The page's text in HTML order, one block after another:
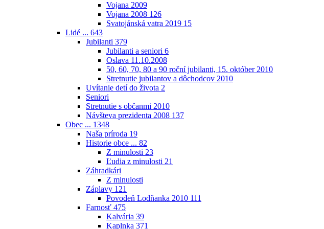
Vojana 2009
Vojana 2008 126
Svatojánská vatra 2019 15
Lidé ... 643
Jubilanti 379
Jubilanti a seniori 6
Oslava 11.10.2008
50, 60, 70, 80 a 90 roční jubilanti, 15. október 2010
Stretnutie jubilantov a dôchodcov 2010
Uvítanie detí do života 2
Seniori
Stretnutie s občanmi 2010
Návšteva prezidenta 2008 137
Obec ... 1348
Naša príroda 19
Historie obce ... 82
Z minulosti 23
Ľudia z minulosti 21
Záhradkári
Z minulosti
Záplavy 121
Povodeň Lodňanka 2010 111
Farnosť 475
Kalvária 39
Kaplnka 371